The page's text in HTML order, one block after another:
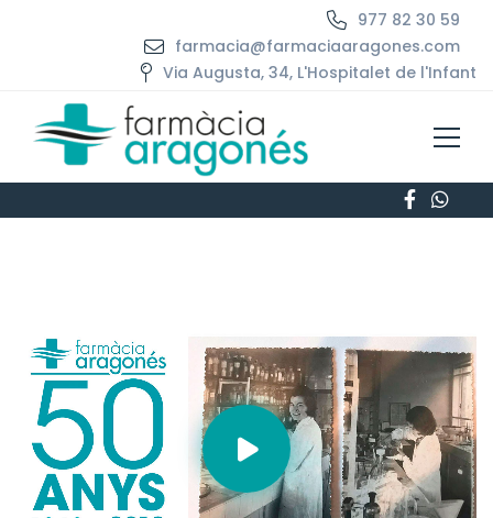
977 82 30 59
farmacia@farmaciaaragones.com
Via Augusta, 34, L'Hospitalet de l'Infant